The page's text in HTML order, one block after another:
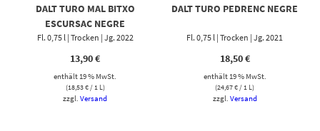
DALT TURO MAL BITXO
ESCURSAC NEGRE
Fl. 0,75 l | Trocken | Jg. 2022
13,90€
enthält 19 % MwSt.
(18,53€/ 1 L)
zzgl.Versand
DALT TURO PEDRENC NEGRE
Fl. 0,75 l | Trocken | Jg. 2021
18,50€
enthält 19 % MwSt.
(24,67€/ 1 L)
zzgl. Versand